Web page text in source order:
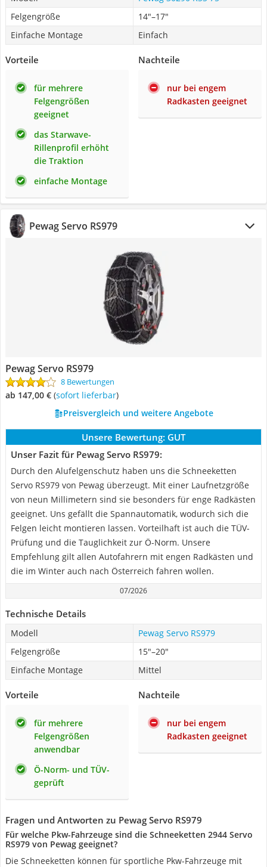
Felgengröße
14"–17"
Einfache Montage
Einfach
Vorteile
für mehrere
Felgengrößen
geeignet
das Starwave-
Rillenprofil erhöht
die Traktion
einfache Montage
Nachteile
nur bei engem
Radkasten geeignet
Pewag Servo RS979
Pewag Servo RS979
8 Bewertungen
ab 147,00 € ( Sofort lieferbar)
Preisvergleich und weitere Angebote
Unsere Bewertung: GUT
Unser Fazit für Pewag Servo RS979:
Durch den Alufelgenschutz haben uns die Schneeketten
Servo RS979 von Pewag überzeugt. Mit einer Laufnetzgröße
von neun Millimetern sind sie besonders für enge Radkästen
geeignet. Uns gefällt die Spannautomatik, wodurch sich die
Felgen leicht montieren lassen. Vorteilhaft ist auch die TÜV-
Prüfung und die Tauglichkeit zur Ö-Norm. Unsere
Empfehlung gilt allen Autofahrern mit engen Radkästen und
die im Winter auch nach Österreich fahren wollen.
07/2026
Technische Details
Modell
Pewag Servo RS979
Felgengröße
15"–20"
Einfache Montage
Mittel
Vorteile
für mehrere
Felgengrößen
anwendbar
Ö-Norm- und TÜV-
geprüft
Nachteile
nur bei engem
Radkasten geeignet
Fragen und Antworten zu Pewag Servo RS979
Für welche Pkw-Fahrzeuge sind die Schneeketten 2944 Servo
RS979 von Pewag geeignet?
Die Schneeketten können für sportliche Pkw-Fahrzeuge mit